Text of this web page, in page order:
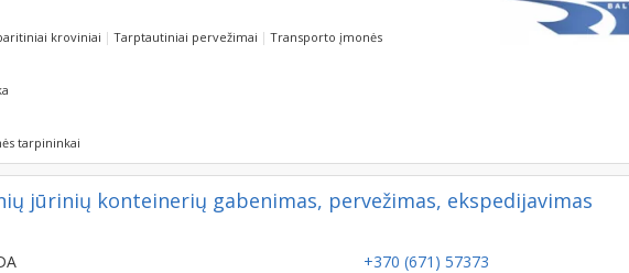
kroviniai Tarptautiniai pervežimai
Transporto įmonės
tarpininkai
jūrinių konteinerių gabenimas, pervežimas, ekspedijavimas
+370 (671) 57373